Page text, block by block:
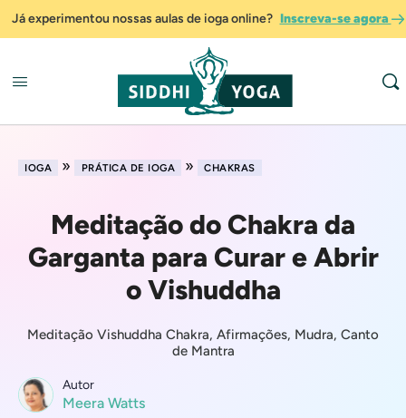
Já experimentou nossas aulas de ioga online? Inscreva-se agora
IOGA » PRÁTICA DE IOGA » CHAKRAS
Meditação do Chakra da
Garganta para Curar e Abrir
o Vishuddha
Meditação Vishuddha Chakra, Afirmações, Mudra, Canto
de Mantra
Autor
Meera Watts